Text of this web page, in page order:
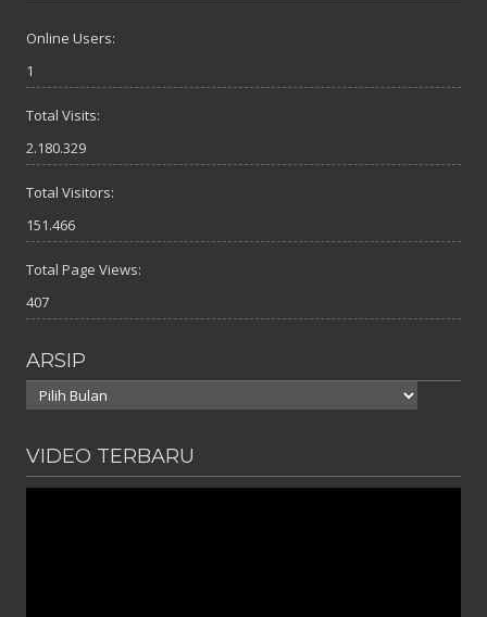
Online Users:
1
Total Visits:
2.180.329
Total Visitors:
151.466
Total Page Views:
407
ARSIP
Arsip
VIDEO TERBARU